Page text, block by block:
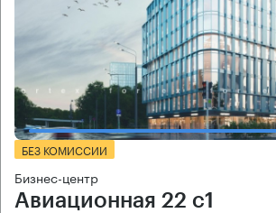
БЕЗ КОМИССИИ
Бизнес-центр
Авиационная 22 с1